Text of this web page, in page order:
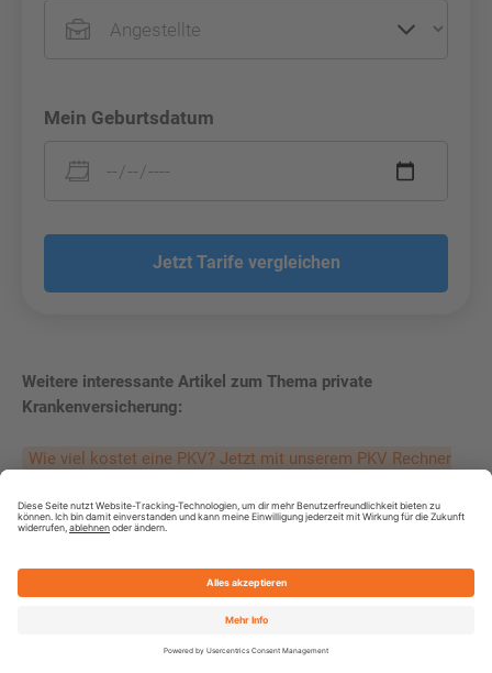
Mein Geburtsdatum
Jetzt Tarife vergleichen
Weitere interessante Artikel zum Thema private
Krankenversicherung:
Wie viel kostet eine PKV? Jetzt mit unserem PKV Rechner
PKV oder GKV – was sind die jeweiligen Vor- und
Was sind die Voraussetzungen zum Abschluss einer PKV?